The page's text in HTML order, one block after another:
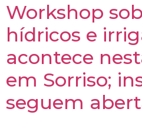
Workshop
hídricos e
acontece
em Sorriso;
seguem